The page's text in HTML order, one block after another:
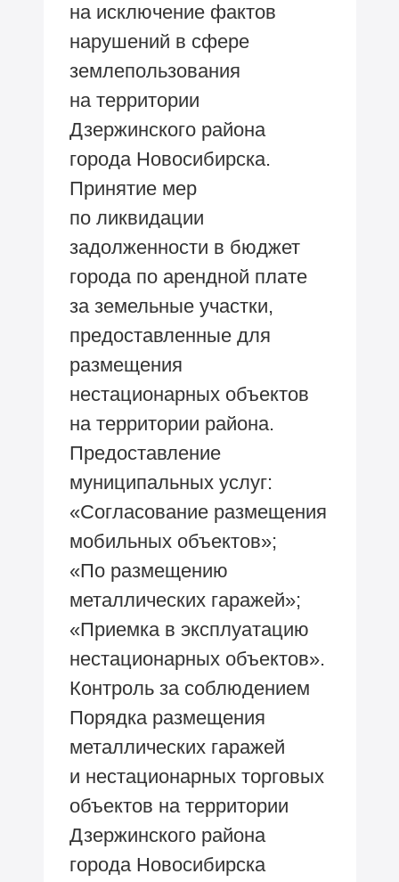
на исключение фактов
нарушений в сфере
землепользования
на территории
Дзержинского района
города Новосибирска.
Принятие мер
по ликвидации
задолженности в бюджет
города по арендной плате
за земельные участки,
предоставленные для
размещения
нестационарных объектов
на территории района.
Предоставление
муниципальных услуг:
«Согласование размещения
мобильных объектов»;
«По размещению
металлических гаражей»;
«Приемка в эксплуатацию
нестационарных объектов».
Контроль за соблюдением
Порядка размещения
металлических гаражей
и нестационарных торговых
объектов на территории
Дзержинского района
города Новосибирска